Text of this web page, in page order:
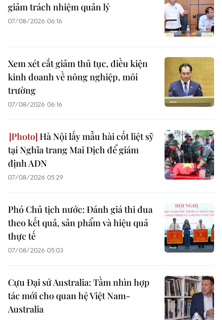
giảm trách nhiệm quản lý
07/08/2026 06:16
Xem xét cắt giảm thủ tục, điều kiện
kinh doanh về nông nghiệp, môi
trường
07/08/2026 06:16
Hà Nội lấy mẫu hài cốt liệt sỹ
tại Nghĩa trang Mai Dịch để giám
định ADN
07/08/2026 05:29
Phó Chủ tịch nước: Đánh giá thi đua
theo kết quả, sản phẩm và hiệu quả
thực tế
07/08/2026 05:03
Cựu Đại sứ Australia: Tầm nhìn hợp
tác mới cho quan hệ Việt Nam-
Australia